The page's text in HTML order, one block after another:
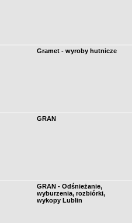
Gramet - wyroby hutnicze
GRAN
GRAN - Odśnieżanie,
wyburzenia, rozbiórki,
wykopy Lublin